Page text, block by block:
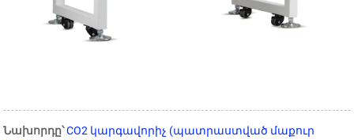
Նախորդը՝CO2 կարգավորիչ (պատրաստված մաքուր